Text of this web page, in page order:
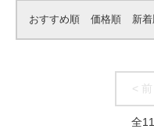
おすすめ順 価格順 新着
< 前
全